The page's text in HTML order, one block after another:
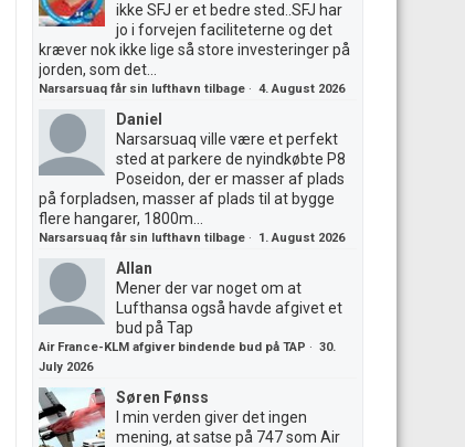
ikke SFJ er et bedre sted..SFJ har
jo i forvejen faciliteterne og det
kræver nok ikke lige så store investeringer på
jorden, som det...
Narsarsuaq får sin lufthavn tilbage · 4. August 2026
Daniel
Narsarsuaq ville være et perfekt
sted at parkere de nyindkøbte P8
Poseidon, der er masser af plads
på forpladsen, masser af plads til at bygge
flere hangarer, 1800m...
Narsarsuaq får sin lufthavn tilbage · 1. August 2026
Allan
Mener der var noget om at
Lufthansa også havde afgivet et
bud på Tap
Air France-KLM afgiver bindende bud på TAP · 30.
July 2026
Søren Fønss
I min verden giver det ingen
mening, at satse på 747 som Air